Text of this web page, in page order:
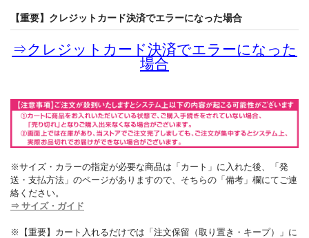
【重要】クレジットカード決済でエラーになった場合
⇒クレジットカード決済でエラーになった
場合
※サイズ・カラーの指定が必要な商品は「カート」に入れた後、「発
送・支払方法」のページがありますので、そちらの「備考」欄にてご連
絡ください。
⇒ サイズ・ガイド
※【重要】カート入れるだけでは「注文保留（取り置き・キープ）」に